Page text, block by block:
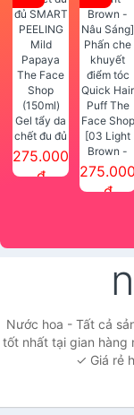
Gel tẩy da
chết đu đủ
SMART
PEELING
275.000
đ
[03 Light
Brown -
Nâu Sáng]
Phấn che
275.000
đ
Nước hoa - Tất cả
tốt nhất tại gian hàng
✓ Giá rẻ